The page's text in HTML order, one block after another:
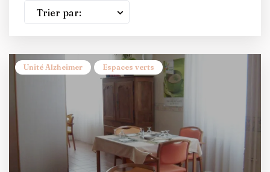
Trier par:
Unité Alzheimer Espaces verts